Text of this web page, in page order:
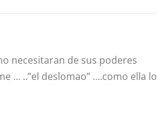
necesitaran de sus poderes
… ..”el deslomao” ….como ella lo